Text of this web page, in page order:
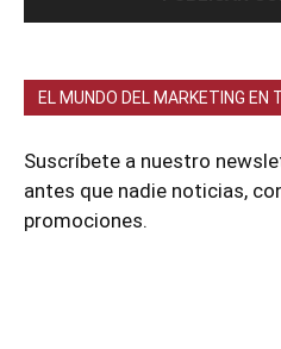
EL MUNDO DEL MARKETING EN
Suscríbete a nuestro
antes que nadie noticias,
promociones.